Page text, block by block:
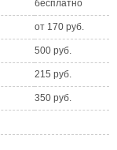
бесплатно
от 170 руб.
500 руб.
215 руб.
350 руб.